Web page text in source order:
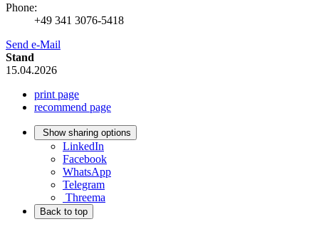
Phone:
+49 341 3076-5418
Send e-Mail
Stand
15.04.2026
print page
recommend page
Show sharing options
LinkedIn
Facebook
WhatsApp
Telegram
Threema
Back to top